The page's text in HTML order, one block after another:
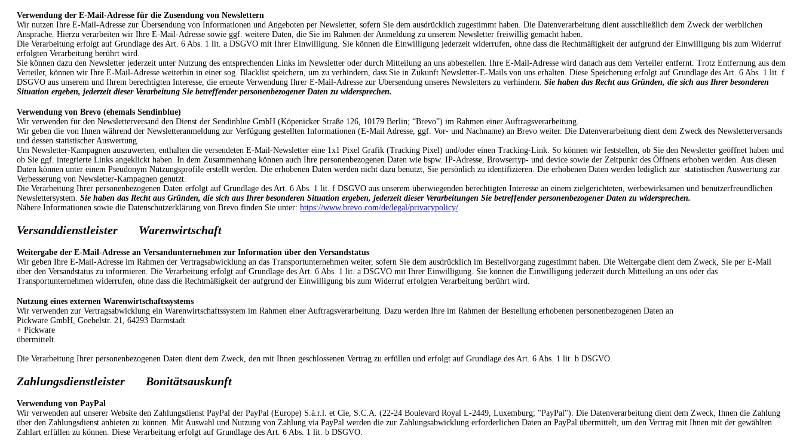
Verwendung der E-Mail-Adresse für die Zusendung von Newslettern
Wir nutzen Ihre E-Mail-Adresse zur Übersendung von Informationen und Angeboten per Newsletter, sofern Sie dem ausdrücklich zugestimmt haben. Die Datenverarbeitung dient ausschließlich dem Zweck der werblichen
Ansprache. Hierzu verarbeiten wir Ihre E-Mail-Adresse sowie ggf. weitere Daten, die Sie im Rahmen der Anmeldung zu unserem Newsletter freiwillig gemacht haben.
Die Verarbeitung erfolgt auf Grundlage des Art. 6 Abs. 1 lit. a DSGVO mit Ihrer Einwilligung. Sie können die Einwilligung jederzeit widerrufen, ohne dass die Rechtmäßigkeit der aufgrund der Einwilligung bis zum Widerruf
erfolgten Verarbeitung berührt wird.
Sie können dazu den Newsletter jederzeit unter Nutzung des entsprechenden Links im Newsletter oder durch Mitteilung an uns abbestellen. Ihre E-Mail-Adresse wird danach aus dem Verteiler entfernt. Trotz Entfernung aus dem
Verteiler, können wir Ihre E-Mail-Adresse weiterhin in einer sog. Blacklist speichern, um zu verhindern, dass Sie in Zukunft Newsletter-E-Mails von uns erhalten. Diese Speicherung erfolgt auf Grundlage des Art. 6 Abs. 1 lit. f
DSGVO aus unserem und Ihrem berechtigten Interesse, die erneute Verwendung Ihrer E-Mail-Adresse zur Übersendung unseres Newsletters zu verhindern. Sie haben das Recht aus Gründen, die sich aus Ihrer besonderen
Situation ergeben, jederzeit dieser Verarbeitung Sie betreffender personenbezogener Daten zu widersprechen.
Verwendung von Brevo (ehemals Sendinblue)
Wir verwenden für den Newsletterversand den Dienst der Sendinblue GmbH (Köpenicker Straße 126, 10179 Berlin; “Brevo”) im Rahmen einer Auftragsverarbeitung.
Wir geben die von Ihnen während der Newsletteranmeldung zur Verfügung gestellten Informationen (E-Mail Adresse, ggf. Vor- und Nachname) an Brevo weiter. Die Datenverarbeitung dient dem Zweck des Newsletterversands
und dessen statistischer Auswertung.
Um Newsletter-Kampagnen auszuwerten, enthalten die versendeten E-Mail-Newsletter eine 1x1 Pixel Grafik (Tracking Pixel) und/oder einen Tracking-Link. So können wir feststellen, ob Sie den Newsletter geöffnet haben und
ob Sie ggf. integrierte Links angeklickt haben. In dem Zusammenhang können auch Ihre personenbezogenen Daten wie bspw. IP-Adresse, Browsertyp- und device sowie der Zeitpunkt des Öffnens erhoben werden. Aus diesen
Daten können unter einem Pseudonym Nutzungsprofile erstellt werden. Die erhobenen Daten werden nicht dazu benutzt, Sie persönlich zu identifizieren. Die erhobenen Daten werden lediglich zur statistischen Auswertung zur
Verbesserung von Newsletter-Kampagnen genutzt.
Die Verarbeitung Ihrer personenbezogenen Daten erfolgt auf Grundlage des Art. 6 Abs. 1 lit. f DSGVO aus unserem überwiegenden berechtigten Interesse an einem zielgerichteten, werbewirksamen und benutzerfreundlichen
Newslettersystem. Sie haben das Recht aus Gründen, die sich aus Ihrer besonderen Situation ergeben, jederzeit dieser Verarbeitungen Sie betreffender personenbezogener Daten zu widersprechen.
Nähere Informationen sowie die Datenschutzerklärung von Brevo finden Sie unter: https://www.brevo.com/de/legal/privacypolicy/.
Versanddienstleister Warenwirtschaft
Weitergabe der E-Mail-Adresse an Versandunternehmen zur Information über den Versandstatus
Wir geben Ihre E-Mail-Adresse im Rahmen der Vertragsabwicklung an das Transportunternehmen weiter, sofern Sie dem ausdrücklich im Bestellvorgang zugestimmt haben. Die Weitergabe dient dem Zweck, Sie per E-Mail
über den Versandstatus zu informieren. Die Verarbeitung erfolgt auf Grundlage des Art. 6 Abs. 1 lit. a DSGVO mit Ihrer Einwilligung. Sie können die Einwilligung jederzeit durch Mitteilung an uns oder das
Transportunternehmen widerrufen, ohne dass die Rechtmäßigkeit der aufgrund der Einwilligung bis zum Widerruf erfolgten Verarbeitung berührt wird.
Nutzung eines externen Warenwirtschaftssystems
Wir verwenden zur Vertragsabwicklung ein Warenwirtschaftssystem im Rahmen einer Auftragsverarbeitung. Dazu werden Ihre im Rahmen der Bestellung erhobenen personenbezogenen Daten an
Pickware GmbH, Goebelstr. 21, 64293 Darmstadt
+ Pickware
übermittelt.
Die Verarbeitung Ihrer personenbezogenen Daten dient dem Zweck, den mit Ihnen geschlossenen Vertrag zu erfüllen und erfolgt auf Grundlage des Art. 6 Abs. 1 lit. b DSGVO.
Zahlungsdienstleister Bonitätsauskunft
Verwendung von PayPal
Wir verwenden auf unserer Website den Zahlungsdienst PayPal der PayPal (Europe) S.à.r.l. et Cie, S.C.A. (22-24 Boulevard Royal L-2449, Luxemburg; "PayPal"). Die Datenverarbeitung dient dem Zweck, Ihnen die Zahlung
über den Zahlungsdienst anbieten zu können. Mit Auswahl und Nutzung von Zahlung via PayPal werden die zur Zahlungsabwicklung erforderlichen Daten an PayPal übermittelt, um den Vertrag mit Ihnen mit der gewählten
Zahlart erfüllen zu können. Diese Verarbeitung erfolgt auf Grundlage des Art. 6 Abs. 1 lit. b DSGVO.